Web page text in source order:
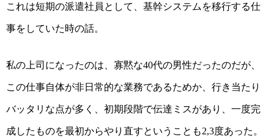
これは短期の派遣社員として、基幹システムを移行する仕
事をしていた時の話。
私の上司になったのは、寡黙な40代の男性だったのだが、
この仕事自体が非日常的な業務であるためか、行き当たり
バッタリな点が多く、初期段階で伝達ミスがあり、一度完
成したものを最初からやり直すということも2,3度あった。